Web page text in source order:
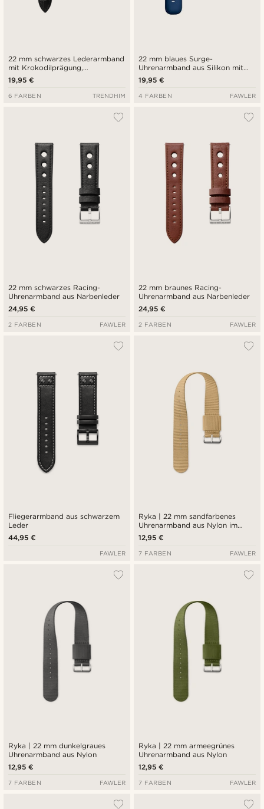
22 mm schwarzes Lederarmband
mit Krokodilprägung,
goldfarbener Schnalle und
Schnellverschluss
19,95 €
6 FARBEN TRENDHIM
22 mm blaues Surge-
Uhrenarmband aus Silikon mit
Schnellverschluss
19,95 €
4 FARBEN FAWLER
22 mm schwarzes Racing-
Uhrenarmband aus Narbenleder
24,95 €
2 FARBEN FAWLER
22 mm braunes Racing-
Uhrenarmband aus Narbenleder
24,95 €
2 FARBEN FAWLER
Fliegerarmband aus schwarzem
Leder
44,95 €
FAWLER
Ryka | 22 mm sandfarbenes
Uhrenarmband aus Nylon im
Army-Stil
12,95 €
7 FARBEN FAWLER
Ryka | 22 mm dunkelgraues
Uhrenarmband aus Nylon
12,95 €
7 FARBEN FAWLER
Ryka | 22 mm armeegrünes
Uhrenarmband aus Nylon
12,95 €
7 FARBEN FAWLER